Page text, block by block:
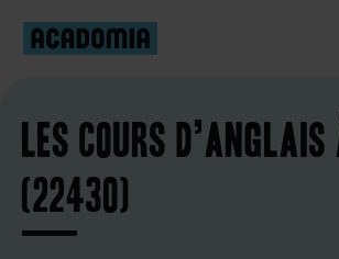
Les cours d’anglais
(22430)